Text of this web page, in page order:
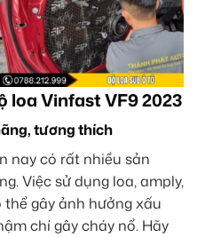
loa Vinfast VF9 2023
tương thích
nay có rất nhiều sản
Việc sử dụng loa, amply,
thể gây ảnh hưởng xấu
chí gây cháy nổ. Hãy